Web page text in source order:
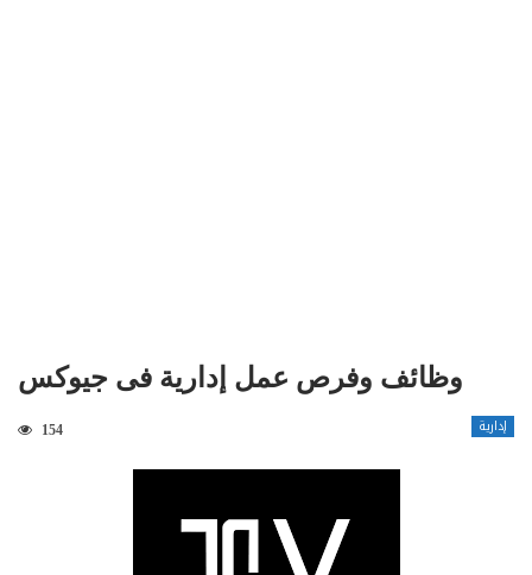
وظائف وفرص عمل إدارية فى جيوكس
إدارية 154